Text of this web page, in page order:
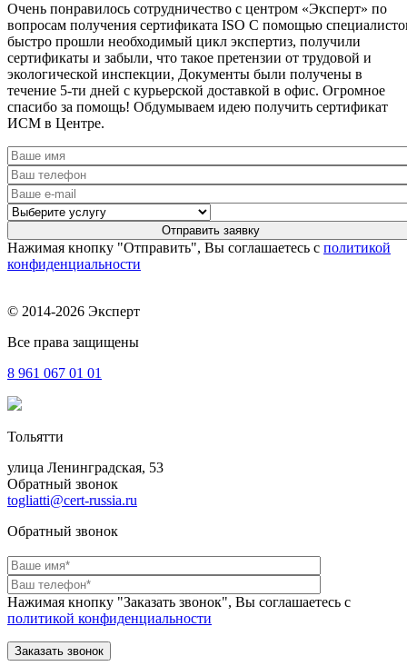
Очень понравилось сотрудничество с центром «Эксперт» по
вопросам получения сертификата ISO С помощью
быстро прошли необходимый цикл экспертиз, получили
сертификаты и забыли, что такое претензии от трудовой и
экологической инспекции, Документы были получены в
течение 5-ти дней с курьерской доставкой в офис. Огромное
спасибо за помощь! Обдумываем идею получить сертификат
ИСМ в Центре.
Нажимая кнопку "Отправить", Вы соглашаетесь с политикой
конфиденциальности
© 2014-2026 Эксперт
Все права защищены
8 961 067 01 01
Тольятти
улица Ленинградская, 53
Обратный звонок
togliatti@cert-russia.ru
Обратный звонок
Нажимая кнопку "Заказать звонок", Вы соглашаетесь с
политикой конфиденциальности